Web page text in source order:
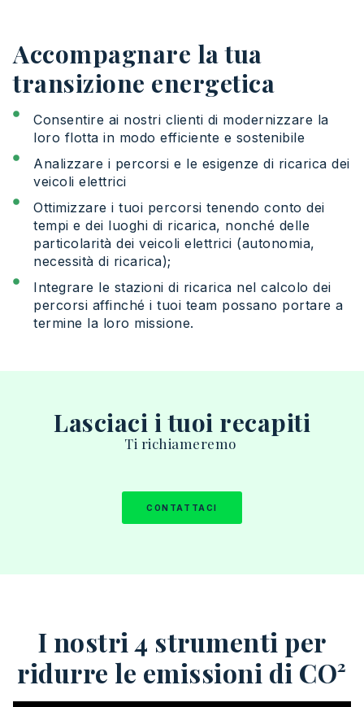
Accompagnare la tua
transizione energetica
Consentire ai nostri clienti di modernizzare la
loro flotta in modo efficiente e sostenibile
Analizzare i percorsi e le esigenze di ricarica dei
veicoli elettrici
Ottimizzare i tuoi percorsi tenendo conto dei
tempi e dei luoghi di ricarica, nonché delle
particolarità dei veicoli elettrici (autonomia,
necessità di ricarica);
Integrare le stazioni di ricarica nel calcolo dei
percorsi affinché i tuoi team possano portare a
termine la loro missione.
Lasciaci i tuoi recapiti
Ti richiameremo
CONTATTACI
I nostri 4 strumenti per
ridurre le emissioni di CO²